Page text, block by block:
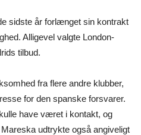
sidste år forlænget sin kontrakt
Alligevel valgte London-
tilbud.
fra flere andre klubber,
for den spanske forsvarer.
have været i kontakt, og
udtrykte også angiveligt